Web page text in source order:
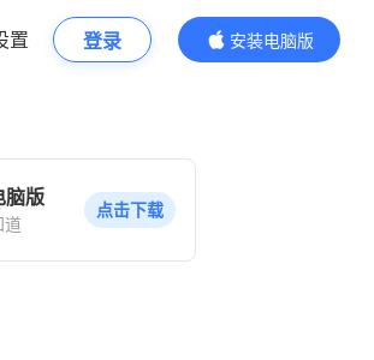
置 登录
安装电脑版
内容更精彩
脑版 点击下载